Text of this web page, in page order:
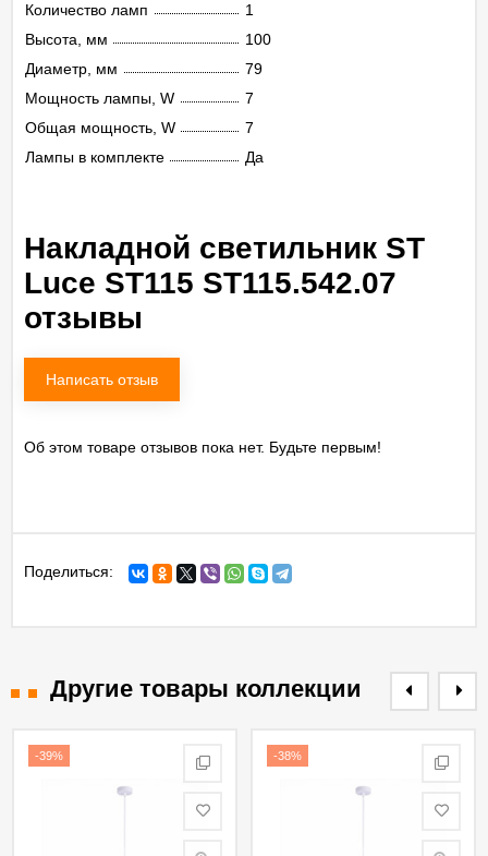
Количество ламп
1
Высота, мм
100
Диаметр, мм
79
Мощность лампы, W
7
Общая мощность, W
7
Лампы в комплекте
Да
Накладной светильник ST
Luce ST115 ST115.542.07
отзывы
Написать отзыв
Об этом товаре отзывов пока нет. Будьте первым!
Поделиться:
Другие товары коллекции
-39% -38%